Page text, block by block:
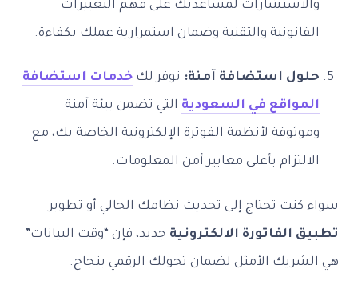
والاستشارات لمساعدتك على فهم التغييرات
القانونية والتقنية وضمان استمرارية عملك بكفاءة.
حلول استضافة آمنة: نوفر لكخدمات استضافة
المواقع في السعودية التي تضمن بيئة آمنة
وموثوقة لأنظمة الفوترة الإلكترونية الخاصة بك، مع
الالتزام بأعلى معايير أمن المعلومات.
سواء كنت تحتاج إلى تحديث نظامك الحالي أو تطوير
تطبيق الفاتورة الالكترونية جديد، فإن “وقت البيانات”
هي الشريك الأمثل لضمان تحولك الرقمي بنجاح.